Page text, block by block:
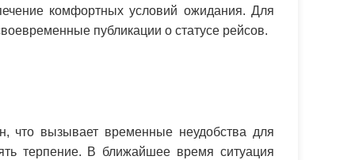
комфортных условий ожидания. Для
публикации о статусе рейсов.
что вызывает временные неудобства для
терпение. В ближайшее время ситуация